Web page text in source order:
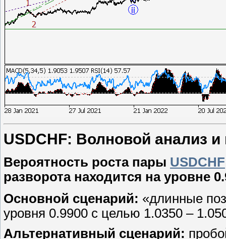
USDCHF: Волновой анализ и
Вероятность роста пары USDCHF
разворота находится на уровне
Основной сценарий: «длинные
уровня 0.9900 с целью 1.0350 –
Альтернативный сценарий: